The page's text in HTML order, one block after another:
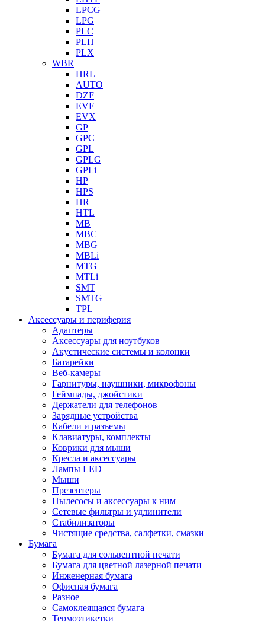
LPCG
LPG
PLC
PLH
PLX
WBR
HRL
AUTO
DZF
EVF
EVX
GP
GPC
GPL
GPLG
GPLi
HP
HPS
HR
HTL
MB
MBC
MBG
MBLi
MTG
MTLi
SMT
SMTG
TPL
Аксессуары и периферия
Адаптеры
Аксессуары для ноутбуков
Акустические системы и колонки
Батарейки
Веб-камеры
Гарнитуры, наушники, микрофоны
Геймпады, джойстики
Держатели для телефонов
Зарядные устройства
Кабели и разъемы
Клавиатуры, комплекты
Коврики для мыши
Кресла и аксессуары
Лампы LED
Мыши
Презентеры
Пылесосы и аксессуары к ним
Сетевые фильтры и удлинители
Стабилизаторы
Чистящие средства, салфетки, смазки
Бумага
Бумага для сольвентной печати
Бумага для цветной лазерной печати
Инженерная бумага
Офисная бумага
Разное
Самоклеящаяся бумага
Термоэтикетки